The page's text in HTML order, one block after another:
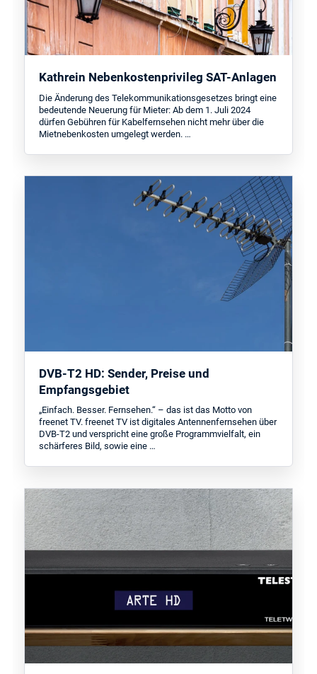
Kathrein Nebenkostenprivileg SAT-Anlagen
Die Änderung des Telekommunikationsgesetzes bringt eine
bedeutende Neuerung für Mieter: Ab dem 1. Juli 2024
dürfen Gebühren für Kabelfernsehen nicht mehr über die
Mietnebenkosten umgelegt werden. …
DVB-T2 HD: Sender, Preise und
Empfangsgebiet
„Einfach. Besser. Fernsehen.“ – das ist das Motto von
freenet TV. freenet TV ist digitales Antennenfernsehen über
DVB-T2 und verspricht eine große Programmvielfalt, ein
schärferes Bild, sowie eine …